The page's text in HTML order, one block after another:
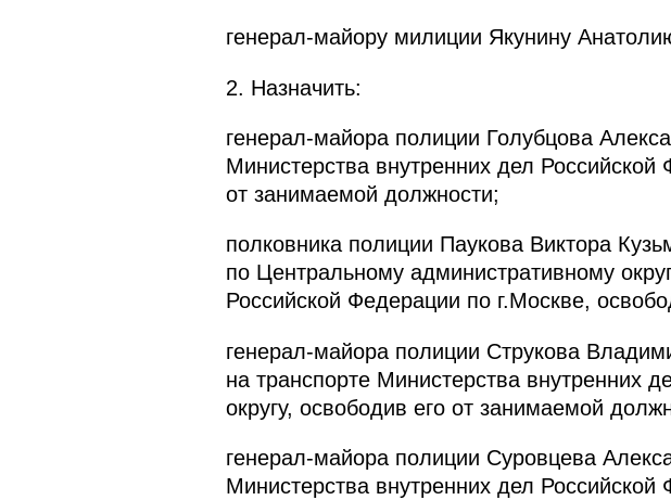
генерал-майору милиции Якунину
2. Назначить:
генерал-майора полиции Голубцова
Министерства внутренних дел
от занимаемой должности;
полковника полиции Паукова Виктора
по Центральному административному
Российской Федерации по г.Москве,
генерал-майора полиции Струкова
на транспорте Министерства
округу, освободив его от занимаемой
генерал-майора полиции Суровцева
Министерства внутренних дел